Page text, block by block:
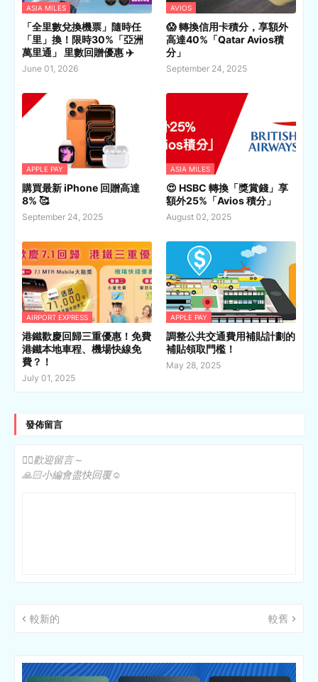
ASIA MILES
「全里數兌換機票」隨時任
「里」換！限時30%「亞洲
萬里通」 里數回贈優惠 ✈️
June 01, 2026
AVIOS
😱 轉換信用卡積分，享額外
高達40%「Qatar Avios積
分」
September 24, 2025
APPLE PAY
購買最新 iPhone 回贈高達
8% 🥰
September 24, 2025
ASIA MILES
😍 HSBC 轉換「獎賞錢」享
額外25%「Avios 積分」
August 02, 2025
AIRPORT EXPRESS
港鐵歡慶回歸三重優惠！免費
港鐵本地車程、機場快線免
費？！
July 01, 2025
APPLE PAY
調整公共交通費用補貼計劃的
補貼領取門檻！
May 28, 2025
發佈留言
✍🏻歡迎留言～
🙏🏻小編會盡快回覆☺️
較新的 較舊